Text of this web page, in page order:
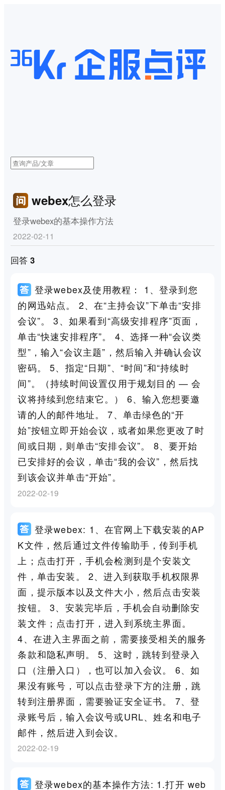
webex怎么登录
登录webex的基本操作方法
2022-02-11
回答 3
登录webex及使用教程： 1、登录到您
的网迅站点。 2、在“主持会议”下单击“安排
会议”。 3、如果看到“高级安排程序”页面，
单击“快速安排程序”。 4、选择一种“会议类
型”，输入“会议主题”，然后输入并确认会议
密码。 5、指定“日期”、“时间”和“持续时
间”。（持续时间设置仅用于规划目的 — 会
议将持续到您结束它。） 6、输入您想要邀
请的人的邮件地址。 7、单击绿色的“开
始”按钮立即开始会议，或者如果您更改了时
间或日期，则单击“安排会议”。 8、要开始
已安排好的会议，单击“我的会议”，然后找
到该会议并单击“开始”。
2022-02-19
登录webex: 1、在官网上下载安装的AP
K文件，然后通过文件传输助手，传到手机
上；点击打开，手机会检测到是个安装文
件，单击安装。 2、进入到获取手机权限界
面，提示版本以及文件大小，然后点击安装
按钮。 3、安装完毕后，手机会自动删除安
装文件；点击打开，进入到系统主界面。
4、在进入主界面之前，需要接受相关的服务
条款和隐私声明。 5、这时，跳转到登录入
口（注册入口），也可以加入会议。 6、如
果没有账号，可以点击登录下方的注册，跳
转到注册界面，需要验证安全证书。 7、登
录账号后，输入会议号或URL、姓名和电子
邮件，然后进入到会议。
2022-02-19
登录webex的基本操作方法: 1.打开 web